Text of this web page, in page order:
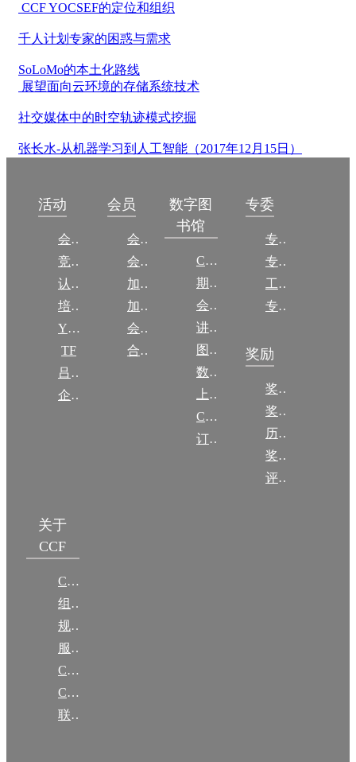
CCF YOCSEF的定位和组织
千人计划专家的困惑与需求
SoLoMo的本土化路线
展望面向云环境的存储系统技术
社交媒体中的时空轨迹模式挖掘
张长水-从机器学习到人工智能（2017年12月15日）
活动
会议
竞赛
认证
培训
YOCSEF
TF
吕梁振兴
企智会
会员
会员简介
会员权益
加入CCF
加入CCF
会员交费
合作伙伴
数字图
书馆
CCCF
期刊
会议
讲稿
图集
数图编审委员会
上传/发布作品
CCF DL Focus
订阅《计算》
专委
专委简介
专委条例
工作问答
专委名单
奖励
奖励动态
奖励目录
历年获奖名单
奖项推荐
评奖条例
关于
CCF
CCF简介
组织机构
规章
服务项目
CCF大事记
CCF创建60周年
联系我们